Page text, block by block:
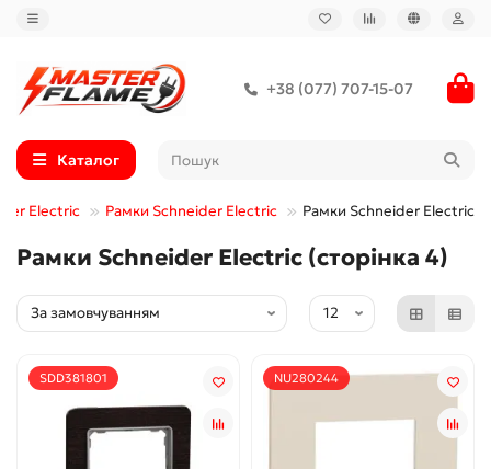
+38 (077) 707-15-07
Каталог
Electric Рамки Schneider Electric Рамки Schneider Electric -
Рамки Schneider Electric (сторінка 4)
SDD381801 NU280244